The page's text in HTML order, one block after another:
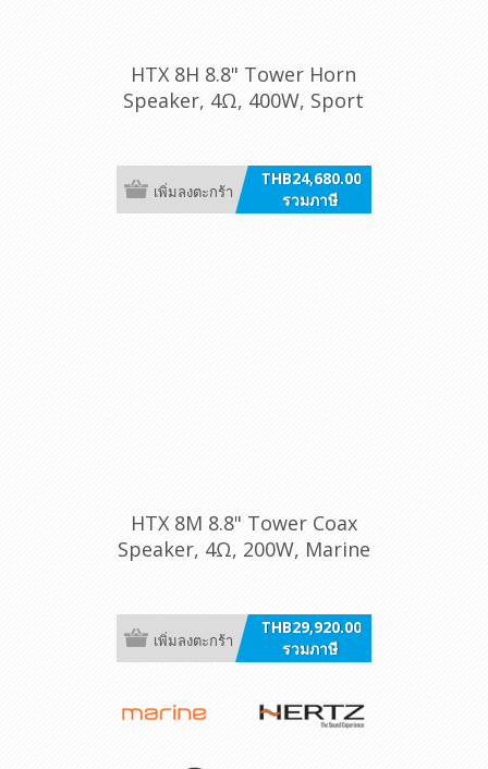
HTX 8H 8.8" Tower Horn
Speaker, 4Ω, 400W, Sport
THB24,680.00
รวมภาษี
เพิ่มลงตะกร้า
HTX 8M 8.8" Tower Coax
Speaker, 4Ω, 200W, Marine
THB29,920.00
รวมภาษี
เพิ่มลงตะกร้า